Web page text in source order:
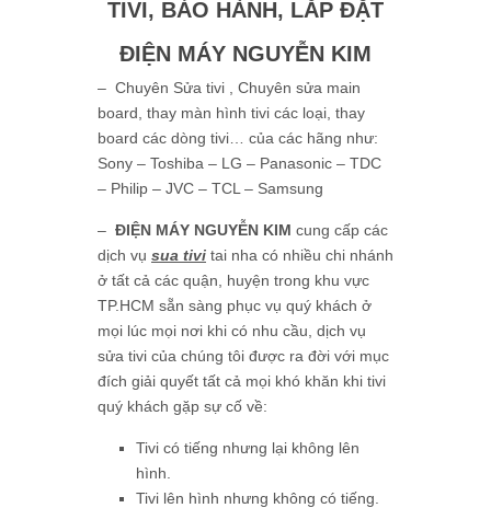
TIVI, BẢO HÀNH, LẮP ĐẶT
ĐIỆN MÁY NGUYỄN KIM
– Chuyên Sửa tivi , Chuyên sửa main
board, thay màn hình tivi các loại, thay
board các dòng tivi… của các hãng như:
Sony – Toshiba – LG – Panasonic – TDC
– Philip – JVC – TCL – Samsung
– ĐIỆN MÁY NGUYỄN KIM cung cấp các
dịch vụ sua tivi tai nha có nhiều chi nhánh
ở tất cả các quận, huyện trong khu vực
TP.HCM sẵn sàng phục vụ quý khách ở
mọi lúc mọi nơi khi có nhu cầu, dịch vụ
sửa tivi của chúng tôi được ra đời với mục
đích giải quyết tất cả mọi khó khăn khi tivi
quý khách gặp sự cố về:
Tivi có tiếng nhưng lại không lên
hình.
Tivi lên hình nhưng không có tiếng.